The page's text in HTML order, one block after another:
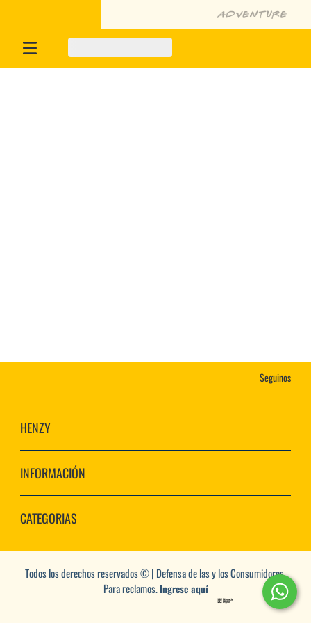
Seguinos
HENZY
INFORMACIÓN
CATEGORIAS
Todos los derechos reservados © | Defensa de las y los Consumidores.
Para reclamos.Ingrese aquí